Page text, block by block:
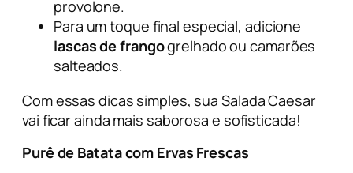
provolone.
Para um toque final especial, adicione
lascas de frangogrelhado ou camarões
salteados.
Com essas dicas simples, sua Salada Caesar
vai ficar ainda mais saborosa e sofisticada!
Purê de Batata com Ervas Frescas